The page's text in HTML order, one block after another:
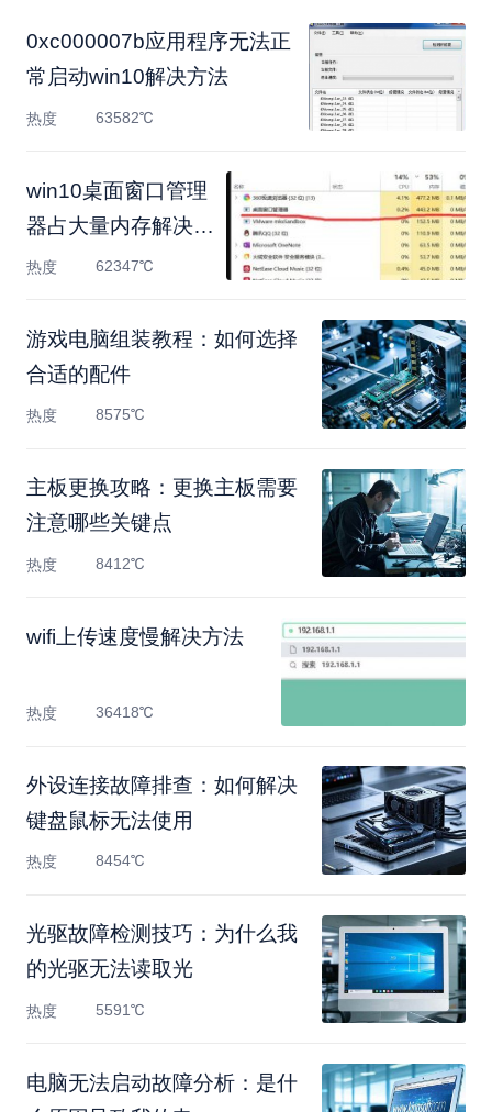
0xc000007b应用程序无法正
常启动win10解决方法
热度 63582℃
win10桌面窗口管理
器占大量内存解决方
式
热度 62347℃
游戏电脑组装教程：如何选择
合适的配件
热度 8575℃
主板更换攻略：更换主板需要
注意哪些关键点
热度 8412℃
wifi上传速度慢解决方法
热度 36418℃
外设连接故障排查：如何解决
键盘鼠标无法使用
热度 8454℃
光驱故障检测技巧：为什么我
的光驱无法读取光
热度 5591℃
电脑无法启动故障分析：是什